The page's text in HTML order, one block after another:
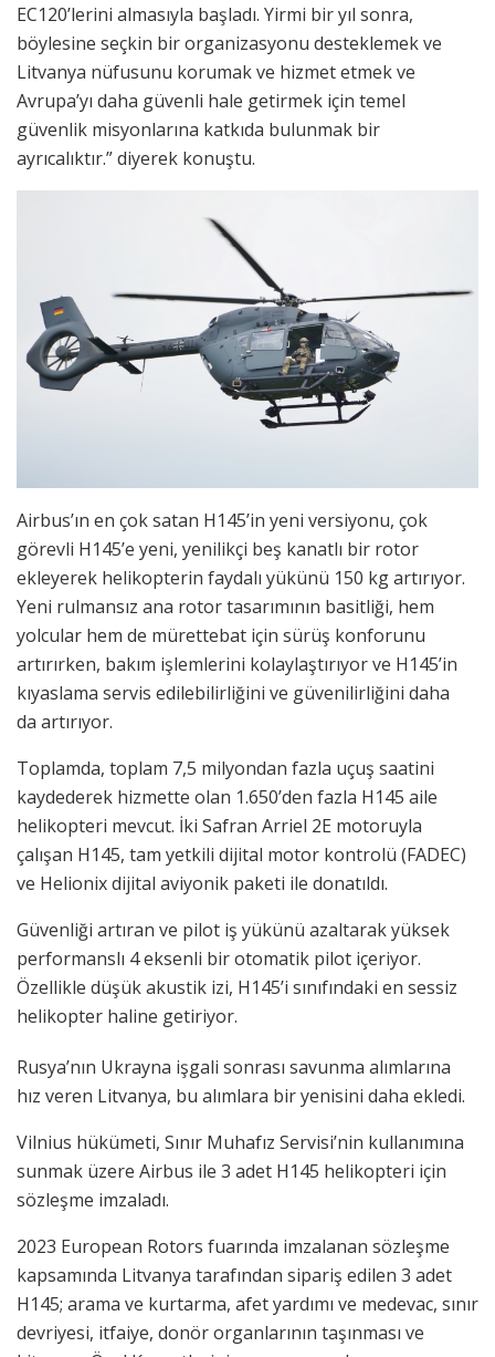
EC120’lerini almasıyla başladı. Yirmi bir yıl sonra,
böylesine seçkin bir organizasyonu desteklemek ve
Litvanya nüfusunu korumak ve hizmet etmek ve
Avrupa’yı daha güvenli hale getirmek için temel
güvenlik misyonlarına katkıda bulunmak bir
ayrıcalıktır.” diyerek konuştu.
Airbus’ın en çok satan H145’in yeni versiyonu, çok
görevli H145’e yeni, yenilikçi beş kanatlı bir rotor
ekleyerek helikopterin faydalı yükünü 150 kg artırıyor.
Yeni rulmansız ana rotor tasarımının basitliği, hem
yolcular hem de mürettebat için sürüş konforunu
artırırken, bakım işlemlerini kolaylaştırıyor ve H145’in
kıyaslama servis edilebilirliğini ve güvenilirliğini daha
da artırıyor.
Toplamda, toplam 7,5 milyondan fazla uçuş saatini
kaydederek hizmette olan 1.650’den fazla H145 aile
helikopteri mevcut. İki Safran Arriel 2E motoruyla
çalışan H145, tam yetkili dijital motor kontrolü (FADEC)
ve Helionix dijital aviyonik paketi ile donatıldı.
Güvenliği artıran ve pilot iş yükünü azaltarak yüksek
performanslı 4 eksenli bir otomatik pilot içeriyor.
Özellikle düşük akustik izi, H145’i sınıfındaki en sessiz
helikopter haline getiriyor.
Rusya’nın Ukrayna işgali sonrası savunma alımlarına
hız veren Litvanya, bu alımlara bir yenisini daha ekledi.
Vilnius hükümeti, Sınır Muhafız Servisi’nin kullanımına
sunmak üzere Airbus ile 3 adet H145 helikopteri için
sözleşme imzaladı.
2023 European Rotors fuarında imzalanan sözleşme
kapsamında Litvanya tarafından sipariş edilen 3 adet
H145; arama ve kurtarma, afet yardımı ve medevac, sınır
devriyesi, itfaiye, donör organlarının taşınması ve